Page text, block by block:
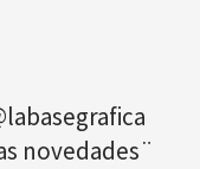
novedades¨